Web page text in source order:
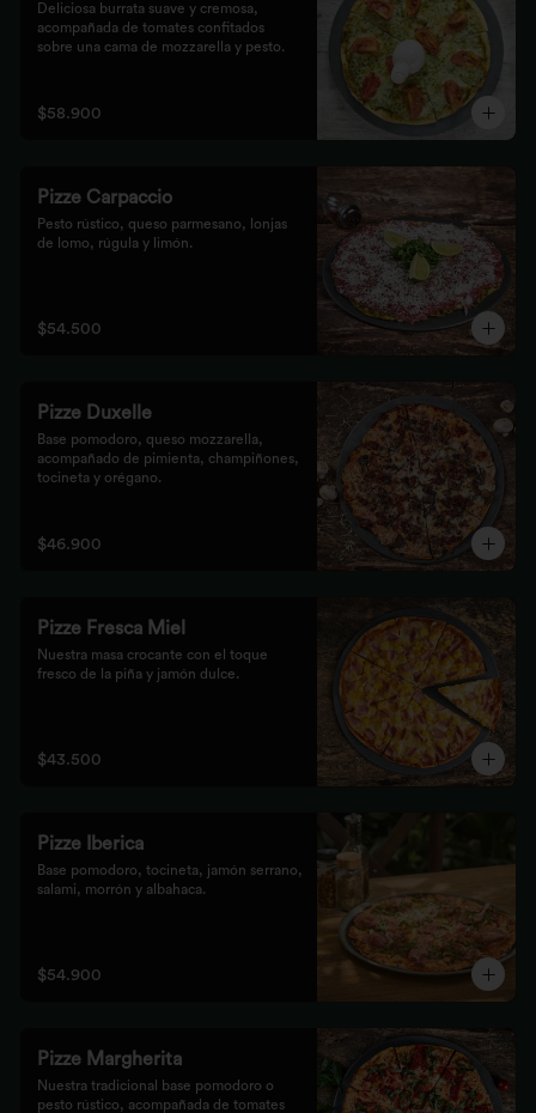
Deliciosa burrata suave y cremosa,
acompañada de tomates confitados
sobre una cama de mozzarella y pesto.
$58.900
Pizze Carpaccio
Pesto rústico, queso parmesano, lonjas
de lomo, rúgula y limón.
$54.500
Pizze Duxelle
Base pomodoro, queso mozzarella,
acompañado de pimienta, champiñones,
tocineta y orégano.
$46.900
Pizze Fresca Miel
Nuestra masa crocante con el toque
fresco de la piña y jamón dulce.
$43.500
Pizze Iberica
Base pomodoro, tocineta, jamón serrano,
salami, morrón y albahaca.
$54.900
Pizze Margherita
Nuestra tradicional base pomodoro o
pesto rústico, acompañada de tomates